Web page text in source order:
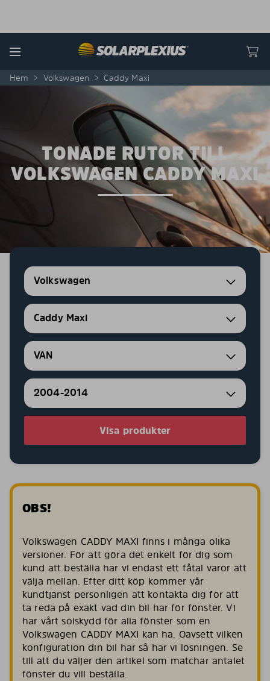
Menu
Hem > Volkswagen > Caddy Maxi
TONADE RUTOR TILL
VOLKSWAGEN CADDY MAXI
Volkswagen
Caddy Maxi
VAN
2004-2014
Visa produkter
OBS!
Volkswagen CADDY MAXI finns i många olika
versioner. För att göra det enkelt för dig som
kund att beställa har vi endast ett fåtal varor att
välja mellan. Efter ditt köp kommer vår
kundtjänst personligen att kontakta dig för att
ta reda på exakt vad din bil har för fönster. Vi
har vårt solskydd för alla fönster som en
Volkswagen CADDY MAXI kan ha. Oavsett vilken
konfiguration din bil har så har vi lösningen. Se
till att du väljer den artikel som matchar antalet
fönster du vill beställa.